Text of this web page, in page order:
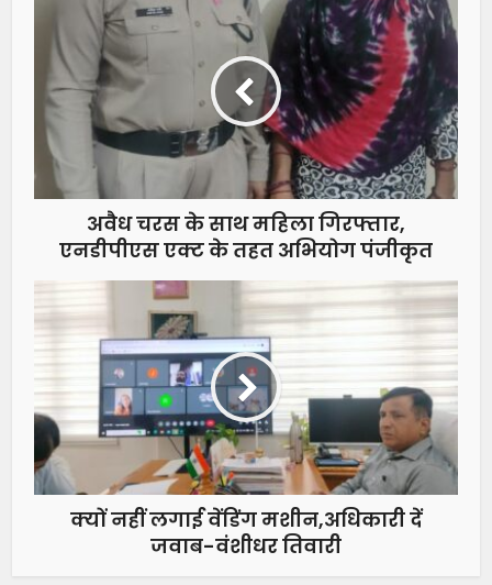
अवैध चरस के साथ महिला गिरफ्तार,
एनडीपीएस एक्ट के तहत अभियोग पंजीकृत
क्यों नहीं लगाई वेंडिंग मशीन,अधिकारी दें
जवाब-वंशीधर तिवारी